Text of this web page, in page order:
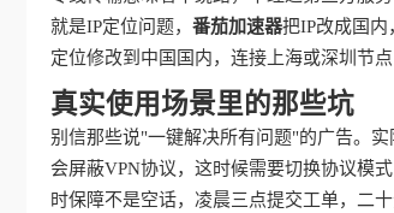
就是IP定位问题， 番茄加速器把IP改成国
定位修改到中国国内，连接上海或深圳节
真实使用场景里的那些坑
别信那些说"一键解决所有问题"的广告。
会屏蔽VPN协议，这时候需要切换协议模
时保障不是空话，凌晨三点提交工单，二